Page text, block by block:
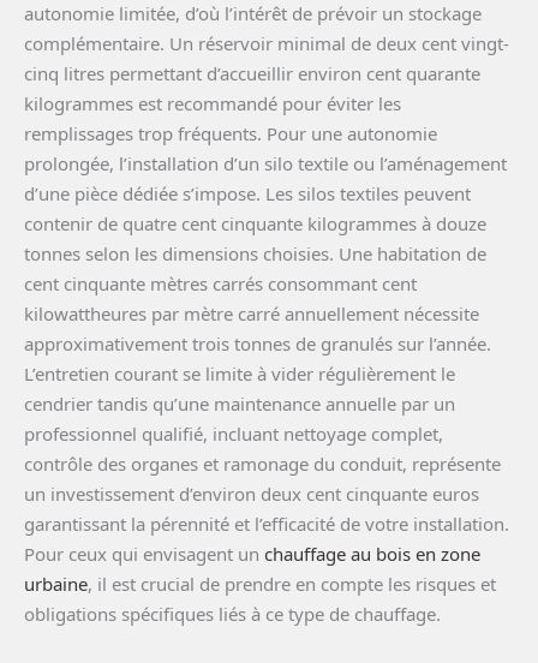
autonomie limitée, d’où l’intérêt de prévoir un stockage
complémentaire. Un réservoir minimal de deux cent vingt-
cinq litres permettant d’accueillir environ cent quarante
kilogrammes est recommandé pour éviter les
remplissages trop fréquents. Pour une autonomie
prolongée, l’installation d’un silo textile ou l’aménagement
d’une pièce dédiée s’impose. Les silos textiles peuvent
contenir de quatre cent cinquante kilogrammes à douze
tonnes selon les dimensions choisies. Une habitation de
cent cinquante mètres carrés consommant cent
kilowattheures par mètre carré annuellement nécessite
approximativement trois tonnes de granulés sur l’année.
L’entretien courant se limite à vider régulièrement le
cendrier tandis qu’une maintenance annuelle par un
professionnel qualifié, incluant nettoyage complet,
contrôle des organes et ramonage du conduit, représente
un investissement d’environ deux cent cinquante euros
garantissant la pérennité et l’efficacité de votre installation.
Pour ceux qui envisagent un chauffage au bois en zone
urbaine, il est crucial de prendre en compte les risques et
obligations spécifiques liés à ce type de chauffage.